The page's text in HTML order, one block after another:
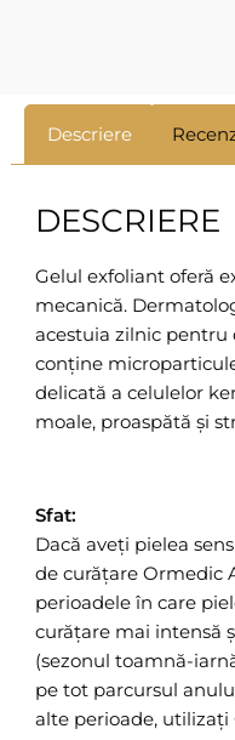
Descriere
DESCRIERE
Gelul exfoliant oferă
mecanică.
acestuia zilnic pentru
conține
delicată a celulelor
moale, proaspătă și
Sfat:
Dacă aveți pielea
de curățare Ormedic
perioadele în care
curățare mai intensă
(sezonul toamnă-
pe tot parcursul
alte perioade, utilizați